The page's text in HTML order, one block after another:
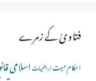
فتاویٰ کے زمرے
احکام میتاراضیاتاسلامی